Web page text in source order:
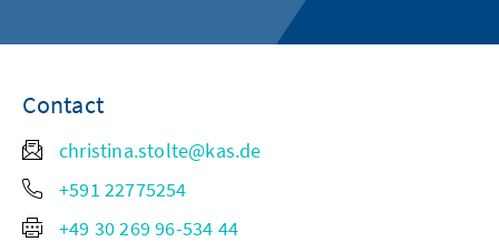
Contact
christina.stolte@kas.de
+591 22775254
+49 30 269 96-534 44